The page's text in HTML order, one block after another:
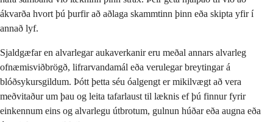
ákvarða hvort þú þurfir að aðlaga skammtinn þinn eða skipta yfir í
annað lyf.
Sjaldgæfar en alvarlegar aukaverkanir eru meðal annars alvarleg
ofnæmisviðbrögð, lifrarvandamál eða verulegar breytingar á
blóðsykursgildum. Þótt þetta séu óalgengt er mikilvægt að vera
meðvitaður um þau og leita tafarlaust til læknis ef þú finnur fyrir
einkennum eins og alvarlegu útbrotum, gulnun húðar eða augna eða